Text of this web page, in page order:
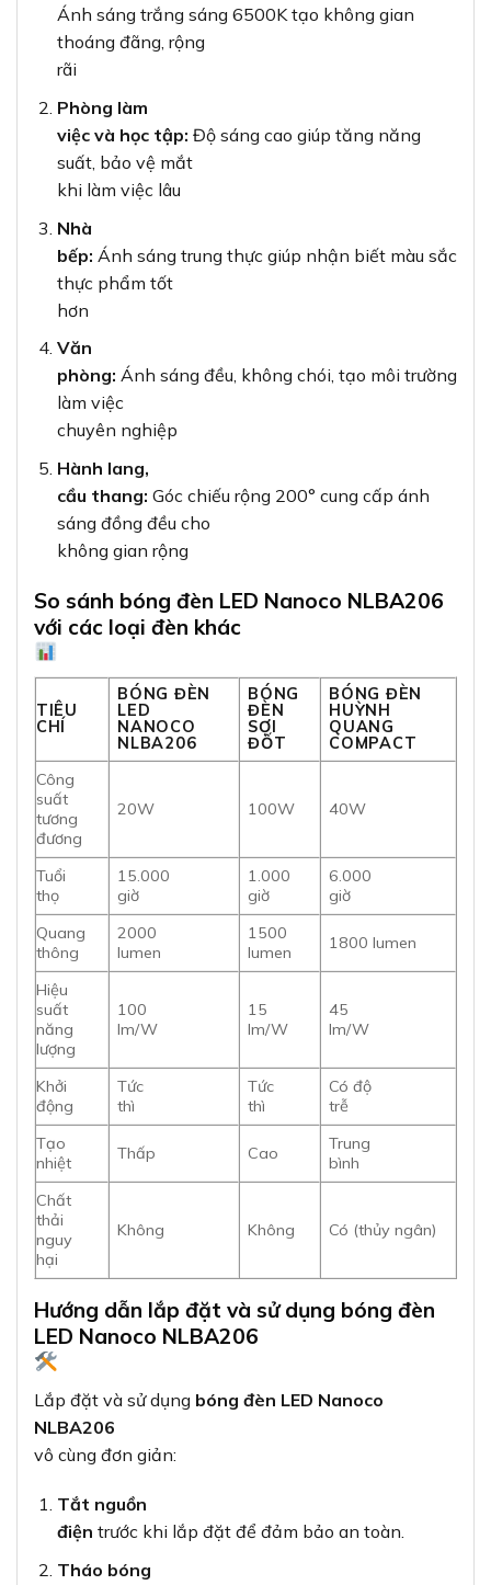
Ánh sáng trắng sáng 6500K tạo không gian
thoáng đãng, rộng
rãi
Phòng làm
việc và học tập: Độ sáng cao giúp tăng năng
suất, bảo vệ mắt
khi làm việc lâu
Nhà
bếp: Ánh sáng trung thực giúp nhận biết màu sắc
thực phẩm tốt
hơn
Văn
phòng: Ánh sáng đều, không chói, tạo môi trường
làm việc
chuyên nghiệp
Hành lang,
cầu thang: Góc chiếu rộng 200° cung cấp ánh
sáng đồng đều cho
không gian rộng
So sánh bóng đèn LED Nanoco NLBA206
với các loại đèn khác
TIÊU
CHÍ
BÓNG ĐÈN
LED
NANOCO
NLBA206
BÓNG
ĐÈN
SỢI
ĐỐT
BÓNG ĐÈN
HUỲNH
QUANG
COMPACT
Công
suất
tương
đương
20W 100W 40W
Tuổi
thọ
15.000
giờ
1.000
giờ
6.000
giờ
Quang
thông
2000
lumen
1500
lumen
1800 lumen
Hiệu
suất
năng
lượng
100
lm/W
15
lm/W
45
lm/W
Khởi
động
Tức
thì
Tức
thì
Có độ
trễ
Tạo
nhiệt
Thấp Cao
Trung
bình
Chất
thải
nguy
hại
Không Không Có (thủy ngân)
Hướng dẫn lắp đặt và sử dụng bóng đèn
LED Nanoco NLBA206
Lắp đặt và sử dụng bóng đèn LED Nanoco
NLBA206
vô cùng đơn giản:
Tắt nguồn
điện trước khi lắp đặt để đảm bảo an toàn.
Tháo bóng